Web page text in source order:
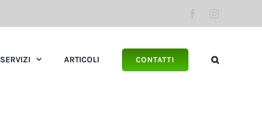
SERVIZI ARTICOLI CONTATTI